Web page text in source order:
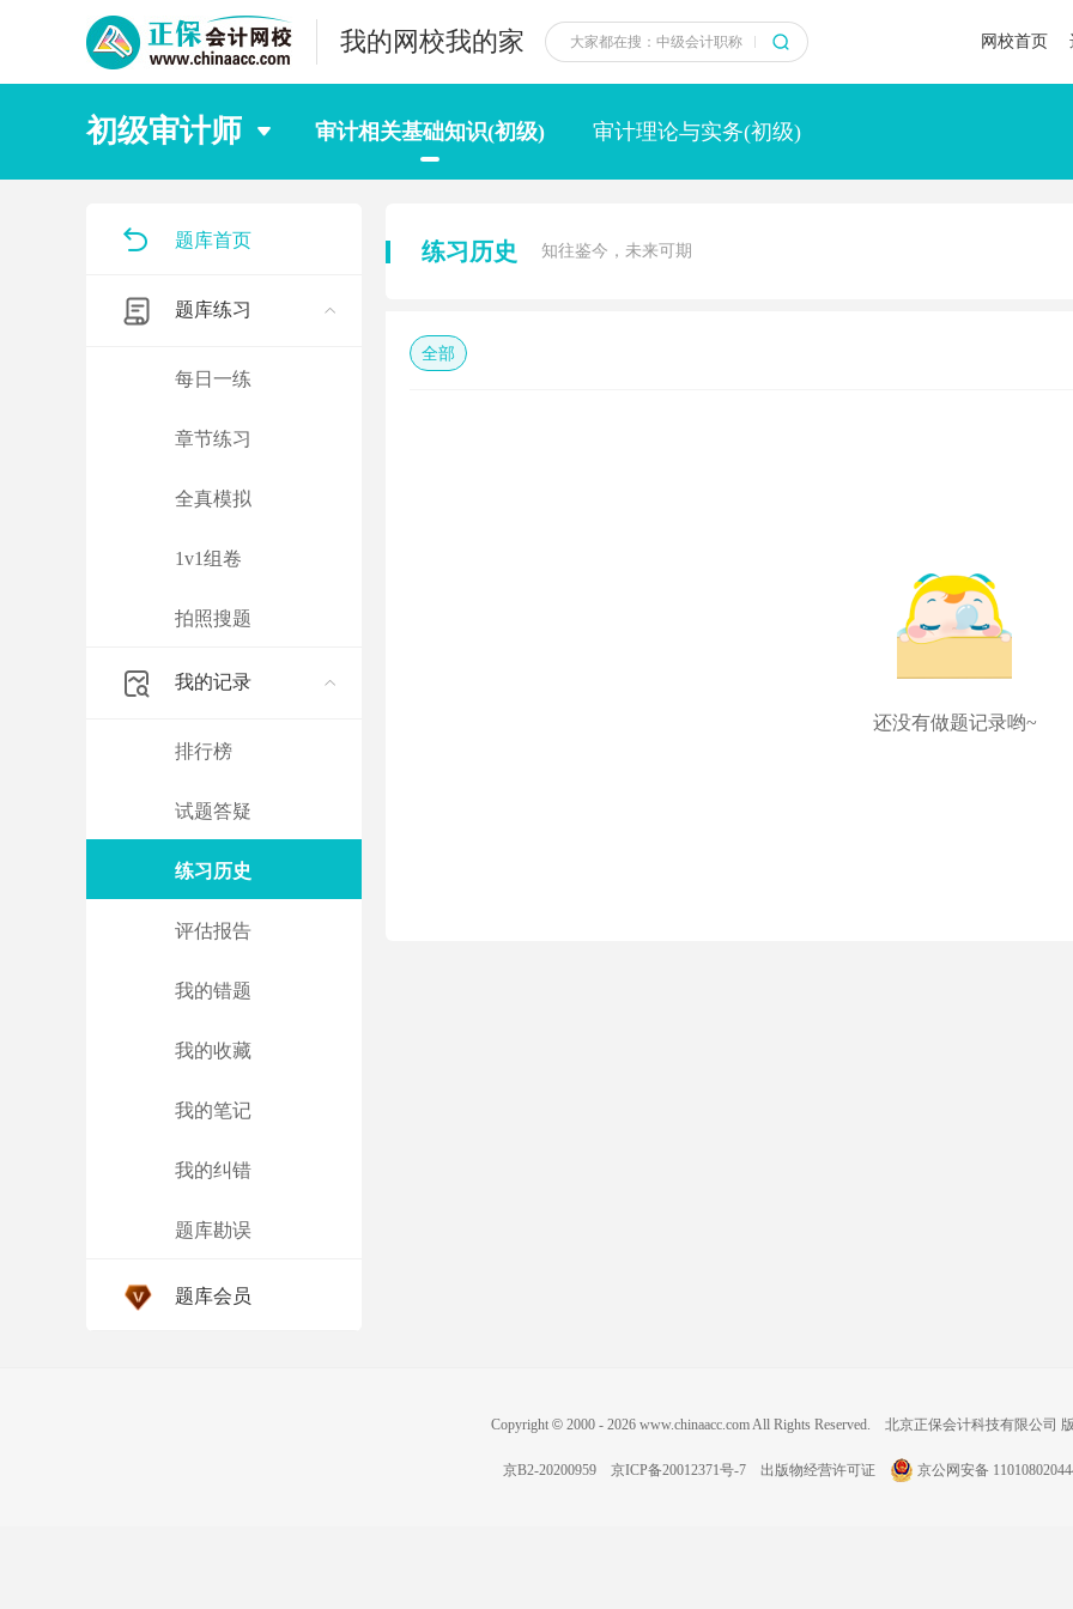
我的网校我的家 网校首页
初级审计师 审计相关基础知识(初级) 审计理论与实务(初级)
题库首页
题库练习
每日一练
章节练习
全真模拟
1v1组卷
拍照搜题
我的记录
排行榜
试题答疑
练习历史
评估报告
我的错题
我的收藏
我的笔记
我的纠错
题库勘误
题库会员
练习历史 知往鉴今，未来可期
全部
还没有做题记录哟~